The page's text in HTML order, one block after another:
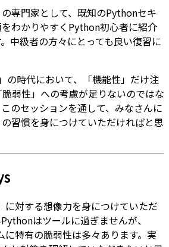
専門家として、既知のPythonセキ
わかりやすくPython初心者に紹介
中級者の方々にとっても良い復習に
の時代において、「機能性」だけ注
弱性」への考慮が足りないのではな
のセッションを通して、みなさんに
習慣を身につけていただければと思
対する想像力を身につけていただ
はツールに過ぎませんが、
特有の脆弱性は多々あります。実